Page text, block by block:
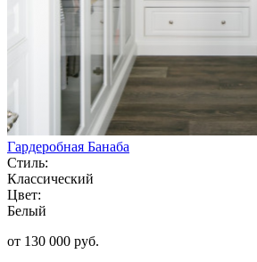
Гардеробная Банаба
Стиль:
Классический
Цвет:
Белый
от 130 000 руб.